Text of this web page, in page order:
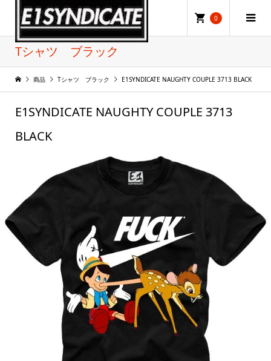
0
Tシャツ ブラック
商品 Tシャツ ブラック E1SYNDICATE NAUGHTY COUPLE 3713 BLACK
E1SYNDICATE NAUGHTY COUPLE 3713
BLACK